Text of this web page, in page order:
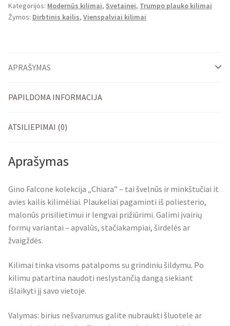
Knapp
Kategorijos: Modernūs kilimai, Svetainei, Trumpo plauko kilimai
Žymos: Dirbtinis kailis, Vienspalviai kilimai
APRAŠYMAS
PAPILDOMA INFORMACIJA
ATSILIEPIMAI (0)
Aprašymas
Gino Falcone kolekcija „Chiara” – tai švelnūs ir minkštučiai it
avies kailis kilimėliai. Plaukeliai pagaminti iš poliesterio,
malonūs prisilietimui ir lengvai prižiūrimi. Galimi įvairių
formų variantai – apvalūs, stačiakampiai, širdelės ar
žvaigždės.
Kilimai tinka visoms patalpoms su grindiniu šildymu. Po
kilimu patartina naudoti neslystančią dangą siekiant
išlaikyti jį savo vietoje.
Valymas: birius nešvarumus galite nubraukti šluotele ar